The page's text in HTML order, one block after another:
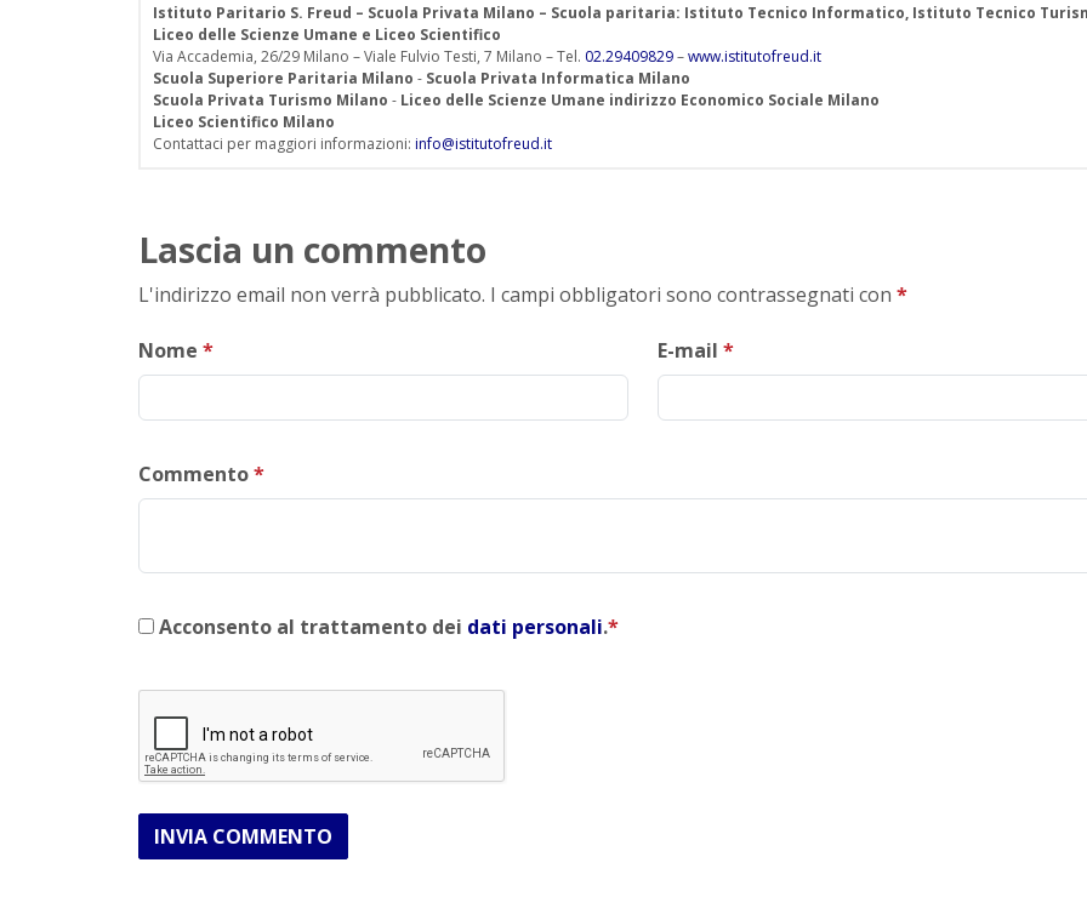
Istituto Paritario S. Freud – Scuola Privata Milano – Scuola paritaria: Istituto Tecnico Informatico, Istituto Tecnico
Liceo delle Scienze Umane e Liceo Scientifico
Via Accademia, 26/29 Milano – Viale Fulvio Testi, 7 Milano – Tel. 02.29409829–www.istitutofreud.it
Scuola Superiore Paritaria Milano - Scuola Privata Informatica Milano
Scuola Privata Turismo Milano - Liceo delle Scienze Umane indirizzo Economico Sociale Milano
Liceo Scientifico Milano
Contattaci per maggiori informazioni: info@istitutofreud.it
Lascia un commento
L'indirizzo email non verrà pubblicato. I campi obbligatori sono contrassegnati con *
Nome * E-mail *
Commento*
Acconsento al trattamento dei dati personali.*
INVIA COMMENTO